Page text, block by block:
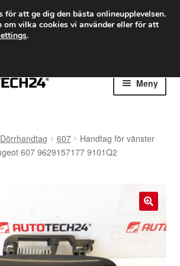
FRAKT från 75 kr
frakt
766 924 713
Meny
Dörrhandtag 607
Handtag för vänster
607 9629157177 9101Q2
för att ge dig den bästa onlineupplevelsen.
om vilka cookies vi använder eller för att
.